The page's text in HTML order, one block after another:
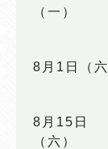
（一）
8月1日（六
8月15日
（六）